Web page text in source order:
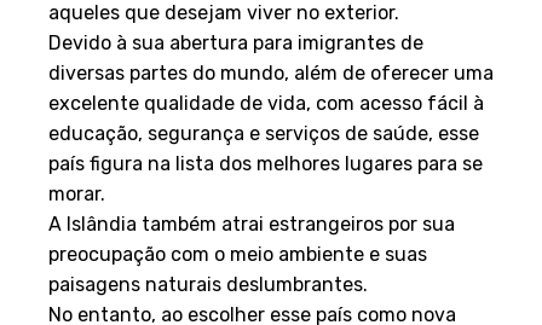
aqueles que desejam viver no exterior.
Devido à sua abertura para imigrantes de
diversas partes do mundo, além de oferecer uma
excelente qualidade de vida, com acesso fácil à
educação, segurança e serviços de saúde, esse
país figura na lista dos melhores lugares para se
morar.
A Islândia também atrai estrangeiros por sua
preocupação com o meio ambiente e suas
paisagens naturais deslumbrantes.
No entanto, ao escolher esse país como nova